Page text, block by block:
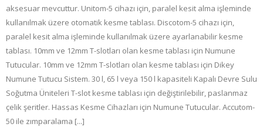
aksesuar mevcuttur. Unitom-5 cihazı için, paralel kesit alma işleminde
kullanılmak üzere otomatik kesme tablası. Discotom-5 cihazı için,
paralel kesit alma işleminde kullanılmak üzere ayarlanabilir kesme
tablası. 10mm ve 12mm T-slotları olan kesme tablası için Numune
Tutucular. 10mm ve 12mm T-slotları olan kesme tablası için Dikey
Numune Tutucu Sistem. 30 l, 65 l veya 150 l kapasiteli Kapalı Devre Sulu
Soğutma Üniteleri T-slot kesme tablası için değiştirilebilir, paslanmaz
çelik şeritler. Hassas Kesme Cihazları için Numune Tutucular. Accutom-
50 ile zımparalama [...]